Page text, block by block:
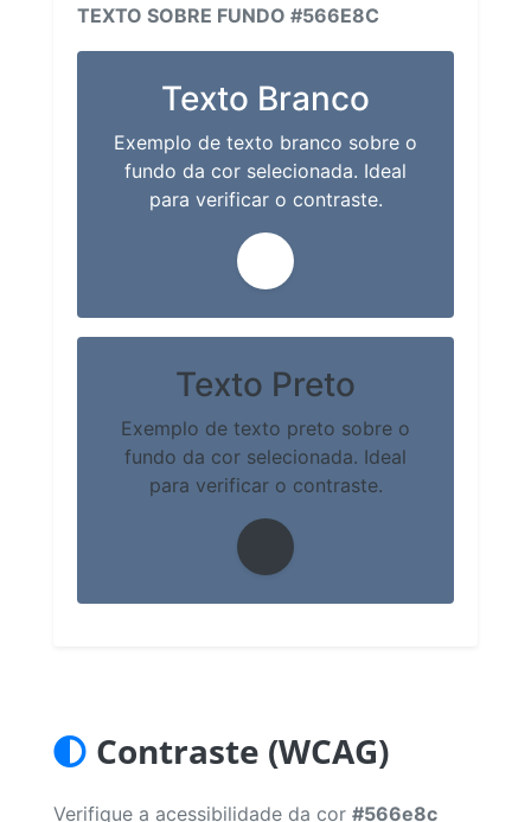
TEXTO SOBRE FUNDO #566E8C
Texto Branco
Exemplo de texto branco sobre o
fundo da cor selecionada. Ideal
para verificar o contraste.
Texto Preto
Exemplo de texto preto sobre o
fundo da cor selecionada. Ideal
para verificar o contraste.
Contraste (WCAG)
Verifique a acessibilidade da cor #566e8c